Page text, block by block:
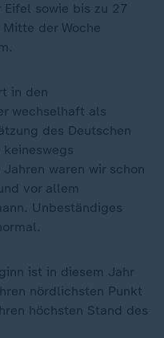
Eifel sowie bis zu 27
der Woche
in den
wechselhaft als
des Deutschen
waren wir schon
vor allem
Unbeständiges
ist in diesem Jahr
nördlichsten Punkt
höchsten Stand des